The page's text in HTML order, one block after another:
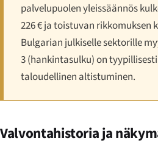
palvelupuolen yleissäännös
226 € ja toistuvan rikkomuksen
Bulgarian julkiselle sektorille
3 (hankintasulku) on
taloudellinen altistuminen.
Valvontahistoria ja